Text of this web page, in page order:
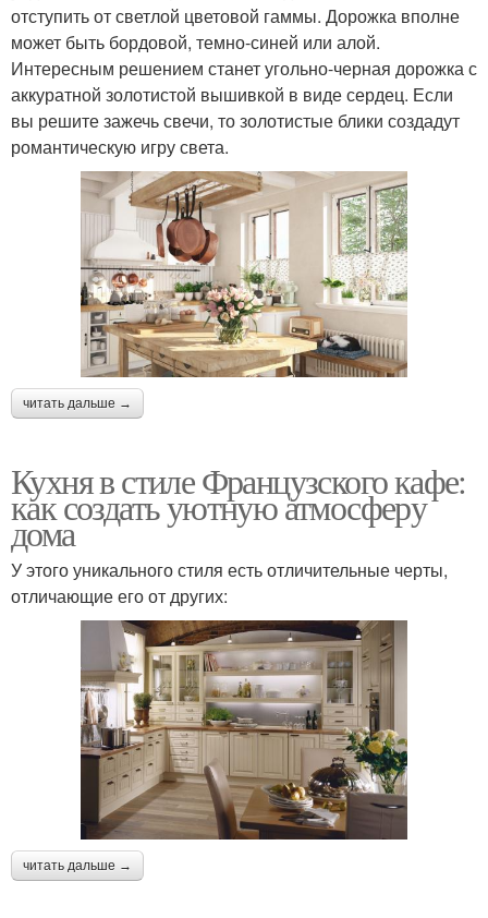
отступить от светлой цветовой гаммы. Дорожка вполне
может быть бордовой, темно-синей или алой.
Интересным решением станет угольно-черная дорожка с
аккуратной золотистой вышивкой в виде сердец. Если
вы решите зажечь свечи, то золотистые блики создадут
романтическую игру света.
читать дальше →
Кухня в стиле Французского кафе:
как создать уютную атмосферу
дома
У этого уникального стиля есть отличительные черты,
отличающие его от других:
читать дальше →